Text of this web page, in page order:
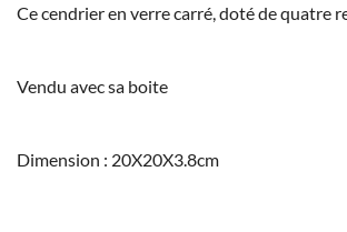
Ce cendrier en verre carré, doté de quatre
Vendu avec sa boite
Dimension : 20X20X3.8cm